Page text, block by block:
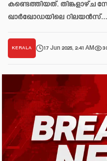
കണ്ടെത്തിയത്. തിങ്കളാഴ്ച
ഖാർഖോഡയിലെ റിലയൻസ്…
KERALA 17 Jun 2025, 2:41 AM